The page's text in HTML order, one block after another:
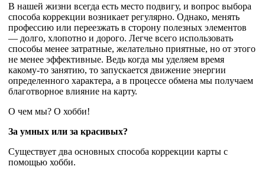
В нашей жизни всегда есть место подвигу, и вопрос выбора
способа коррекции возникает регулярно. Однако, менять
профессию или переезжать в сторону полезных элементов
— долго, хлопотно и дорого. Легче всего использовать
способы менее затратные, желательно приятные, но от этого
не менее эффективные. Ведь когда мы уделяем время
какому-то занятию, то запускается движение энергии
определенного характера, а в процессе обмена мы получаем
благотворное влияние на карту.
О чем мы? О хобби!
За умных или за красивых?
Существует два основных способа коррекции карты с
помощью хобби.